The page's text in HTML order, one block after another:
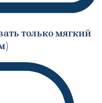
только мягкий